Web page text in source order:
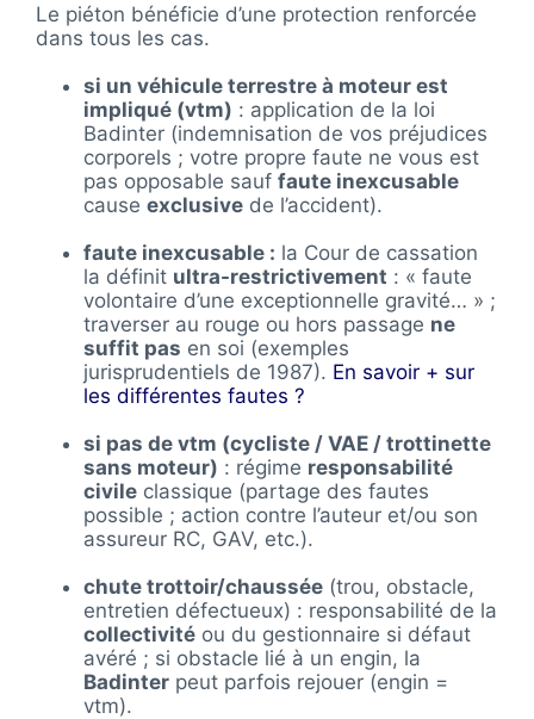
Le piéton bénéficie d’une protection renforcée
dans tous les cas.
si un véhicule terrestre à moteur est
impliqué (vtm) : application de la loi
Badinter (indemnisation de vos préjudices
corporels ; votre propre faute ne vous est
pas opposable sauf faute inexcusable
cause exclusive de l’accident).
faute inexcusable : la Cour de cassation
la définit ultra-restrictivement : « faute
volontaire d’une exceptionnelle gravité… » ;
traverser au rouge ou hors passage ne
suffit pas en soi (exemples
jurisprudentiels de 1987). En savoir + sur
les différentes fautes ?
si pas de vtm (cycliste / VAE / trottinette
sans moteur) : régime responsabilité
civile classique (partage des fautes
possible ; action contre l’auteur et/ou son
assureur RC, GAV, etc.).
chute trottoir/chaussée (trou, obstacle,
entretien défectueux) : responsabilité de la
collectivité ou du gestionnaire si défaut
avéré ; si obstacle lié à un engin, la
Badinter peut parfois rejouer (engin =
vtm).